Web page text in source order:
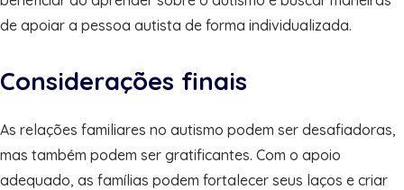
de apoiar a pessoa autista de forma individualizada.
Considerações finais
As relações familiares no autismo podem ser desafiadoras,
mas também podem ser gratificantes. Com o apoio
adequado, as famílias podem fortalecer seus laços e criar